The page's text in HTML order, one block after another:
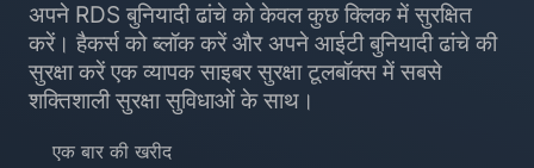
अपने RDS बुनियादी ढांचे को केवल कुछ क्लिक में सुरक्षित
करें। हैकर्स को ब्लॉक करें और अपने आईटी बुनियादी ढांचे की
सुरक्षा करें एक व्यापक साइबर सुरक्षा टूलबॉक्स में सबसे
शक्तिशाली सुरक्षा सुविधाओं के साथ।
एक बार की खरीद